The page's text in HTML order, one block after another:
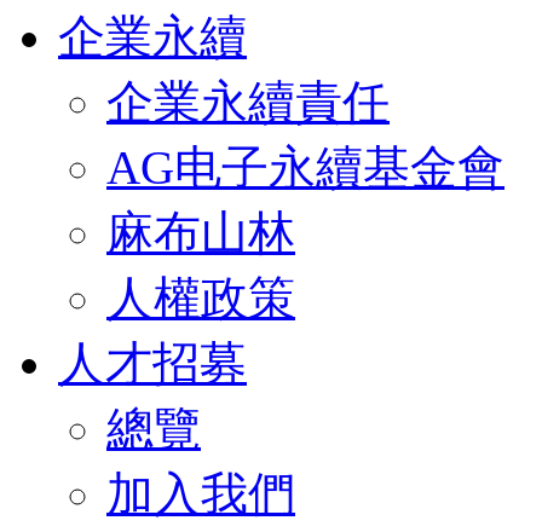
企業永續
企業永續責任
AG电子永續基金會
麻布山林
人權政策
人才招募
總覽
加入我們